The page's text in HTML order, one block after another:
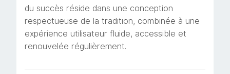
du succès réside dans une conception
respectueuse de la tradition, combinée à une
expérience utilisateur fluide, accessible et
renouvelée régulièrement.